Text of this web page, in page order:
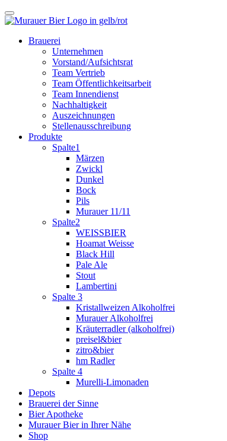
Brauerei
Unternehmen
Vorstand/Aufsichtsrat
Team Vertrieb
Team Öffentlichkeitsarbeit
Team Innendienst
Nachhaltigkeit
Auszeichnungen
Stellenausschreibung
Produkte
Spalte1
Märzen
Zwickl
Dunkel
Bock
Pils
Murauer 11/11
Spalte2
WEISSBIER
Hoamat Weisse
Black Hill
Pale Ale
Stout
Lambertini
Spalte 3
Kristallweizen Alkoholfrei
Murauer Alkoholfrei
Kräuterradler (alkoholfrei)
preisel&bier
zitro&bier
hm Radler
Spalte 4
Murelli-Limonaden
Depots
Brauerei der Sinne
Bier Apotheke
Murauer Bier in Ihrer Nähe
Shop